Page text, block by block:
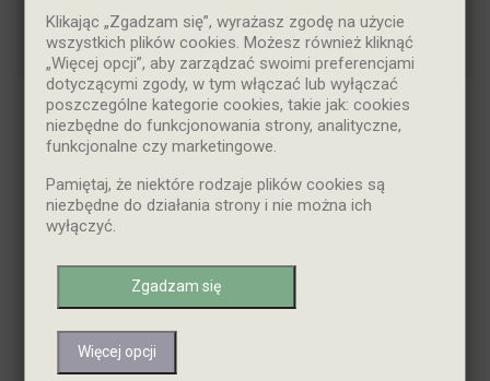
Klikając „Zgadzam się”, wyrażasz zgodę na użycie
wszystkich plików cookies. Możesz również kliknąć
„Więcej opcji”, aby zarządzać swoimi preferencjami
dotyczącymi zgody, w tym włączać lub wyłączać
poszczególne kategorie cookies, takie jak: cookies
niezbędne do funkcjonowania strony, analityczne,
funkcjonalne czy marketingowe.
Pamiętaj, że niektóre rodzaje plików cookies są
niezbędne do działania strony i nie można ich
wyłączyć.
Zgadzam się
Więcej opcji
Pokazano 1-1 z 1 pozycji
NOWY